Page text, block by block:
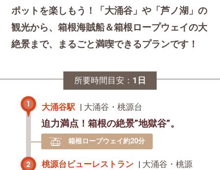
ポットを楽しもう！「大涌谷」や「芦ノ湖」の
観光から、箱根海賊船＆箱根ロープウェイの大
絶景まで、まるごと満喫できるプランです！
所要時間目安： 1日
1 大涌谷駅 | 大涌谷・桃源台
迫力満点！箱根の絶景”地獄谷”。
箱根ロープウェイ約20分
2 桃源台ビューレストラン | 大涌谷・桃源